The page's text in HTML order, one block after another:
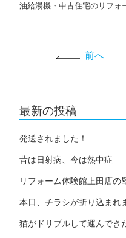
油給湯機・中古住宅のリフォ
前へ
最新の投稿
発送されました！
昔は日射病、今は熱中症
リフォーム体験館上田店の
本日、チラシが折り込まれ
猫がドリブルして運んでき